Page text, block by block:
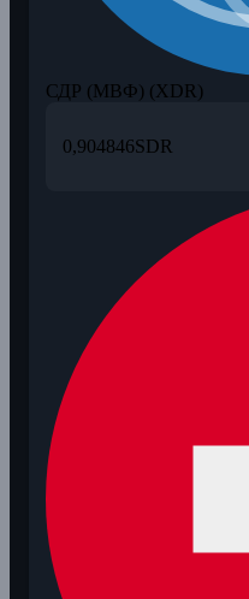
СДР (МВФ) (XDR)
0,904846SDR